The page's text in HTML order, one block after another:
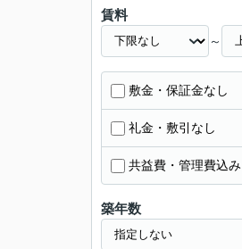
賃料
～
敷金・保証金なし
礼金・敷引なし
共益費・管理費込み
築年数